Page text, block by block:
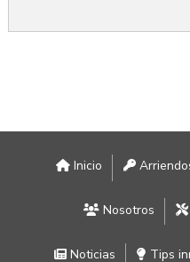
Inicio
Nosotros
Noticias Tips